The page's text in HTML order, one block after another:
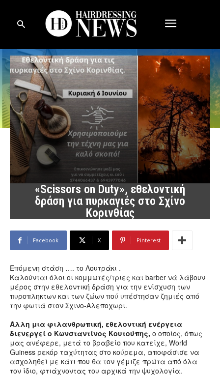
«Scissors on Duty», εθελοντική
δράση για πυρκαγιές στο Σχίνο
Κορινθίας
Facebook X Pinterest
Επόμενη στάση …. το Λουτράκι .
Καλούνται όλοι οι κομμωτές/τριες και barber νά λάβουν
μέρος στην εθελοντική δράση για την ενίσχυση των
πυροπληκτων και των ζώων πού υπέστησαν ζημιές από
την φωτιά στον Σχινο-Αλεποχωρι.
Άλλη μια φιλανθρωπική, εθελοντική ενέργεια
διενεργεί ο Κωνσταντίνος Κουτούπης, ο οποίος, όπως
μας ανέφερε, μετά το βραβείο που κατείχε, World
Guiness ρεκόρ ταχύτητας στο κούρεμα, αποφάσισε να
ασχοληθεί με κάτι που θα τον γέμιζε πρώτα από όλα
τον ίδιο, φτιάχνοντας του αρχικά την ψυχολογία.